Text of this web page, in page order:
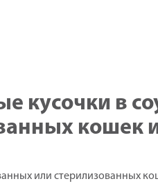
кошек
или стерилизованных